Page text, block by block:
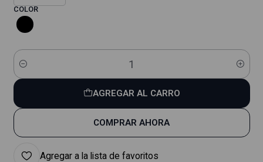
COLOR
Cantidad
AGREGAR AL CARRO
COMPRAR AHORA
Agregar a la lista de favoritos